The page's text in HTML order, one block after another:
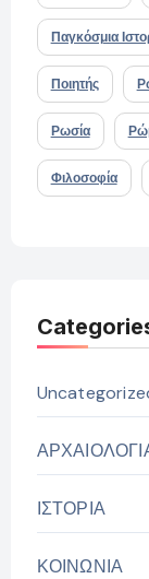
Παγκόσμια
Ποιητής
Ρωσία
Φιλοσοφία
ΙΣΤΟΡΙΑ
ΚΟΙΝΩΝΙΑ